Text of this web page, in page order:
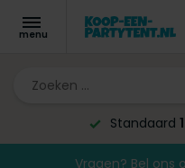
Vragen? Bel ons